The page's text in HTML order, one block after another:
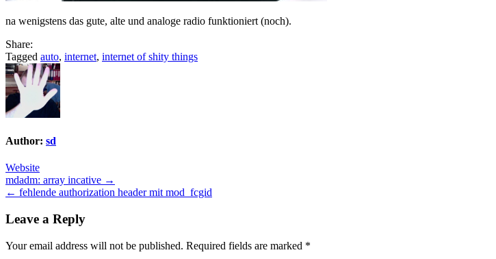
na wenigstens das gute, alte und analoge radio funktioniert (noch).
Share:
Tagged auto, internet, internet of shity things
Author: sd
Website
Post
navigation
mdadm: array incative →
← fehlende authorization header mit mod_fcgid
Leave a Reply
Your email address will not be published. Required fields are marked *